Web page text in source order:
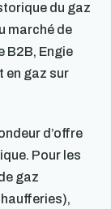
du gaz
marché de
B2B, Engie
en gaz sur
d’offre
Pour les
gaz